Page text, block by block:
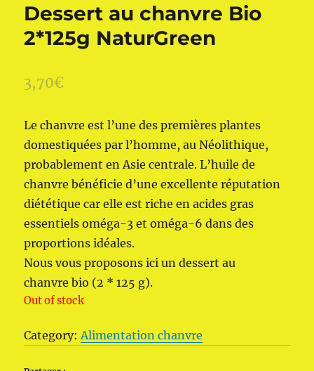
Dessert au chanvre Bio
2*125g NaturGreen
3,70€
Le chanvre est l’une des premières plantes
domestiquées par l’homme, au Néolithique,
probablement en Asie centrale. L’huile de
chanvre bénéficie d’une excellente réputation
diététique car elle est riche en acides gras
essentiels oméga-3 et oméga-6 dans des
proportions idéales.
Nous vous proposons ici un dessert au
chanvre bio (2 * 125 g).
Out of stock
Category: Alimentation chanvre